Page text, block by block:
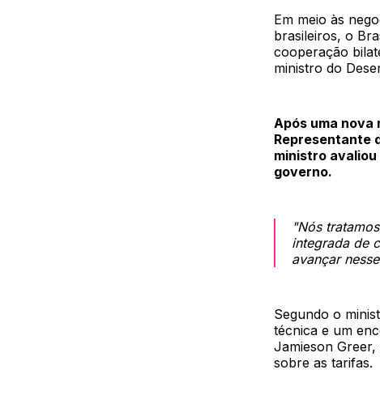
Em meio às
brasileiros, o
cooperação
ministro do
Após uma
Representante
ministro
governo.
"Nós
integrada de
avançar
Segundo o
técnica e um
Jamieson
sobre as tarifas.